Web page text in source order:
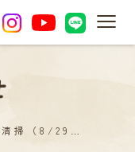
清掃（8/29…